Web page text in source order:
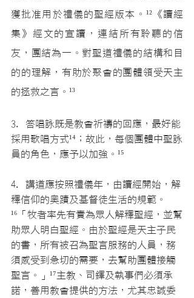
獲批准用於禮儀的聖經版本。 ¹²《讀經
集》經文的宣讀，連結所有聆聽的信
友，團結為一。對聖道禮儀的結構和目
的的理解，有助於聚會的團體領受天主
的拯救之言。 ¹³
3. 答唱詠既是教會祈禱的回應，最好能
採用歌唱方式¹⁴ ；故此，每個團體中聖詠
員的角色，應予以加強。 ¹⁵
4. 講道應按照禮儀年，由讀經開始，解
釋信仰的奧蹟及基督徒生活的規範。
¹⁶ 「牧者率先有責為眾人解釋聖經，並幫
助眾人明白聖經。由於聖經是天主子民
的書，所有被召為聖言服務的人員，務
須感受到急切的需要，去幫助團體接觸
聖言。」 ¹⁷主教、司鐸及執事們必須承
諾，善用教會提供的方法，尤其忠誠委